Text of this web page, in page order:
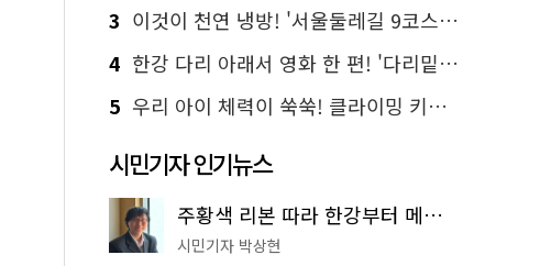
3 이것이 천연 냉방! '서울둘레길 9코스'로 숲속 피서 떠나볼까
4 한강 다리 아래서 영화 한 편! '다리밑 영화관' 무료 상영
5 우리 아이 체력이 쑥쑥! 클라이밍 키즈카페·어린이 체력장
시민기자 인기뉴스
주황색 리본 따라 한강부터 메타세쿼이아 숲길까지…서울둘레길 15코스
시민기자 박상현